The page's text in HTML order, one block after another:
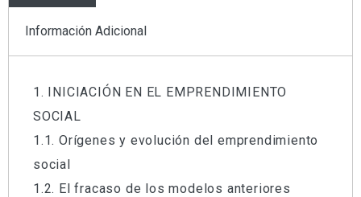
Información Adicional
1. INICIACIÓN EN EL EMPRENDIMIENTO
SOCIAL
1.1. Orígenes y evolución del emprendimiento
social
1.2. El fracaso de los modelos anteriores
Sectores curso Economía y Empresa
Tematica curso
Administración y